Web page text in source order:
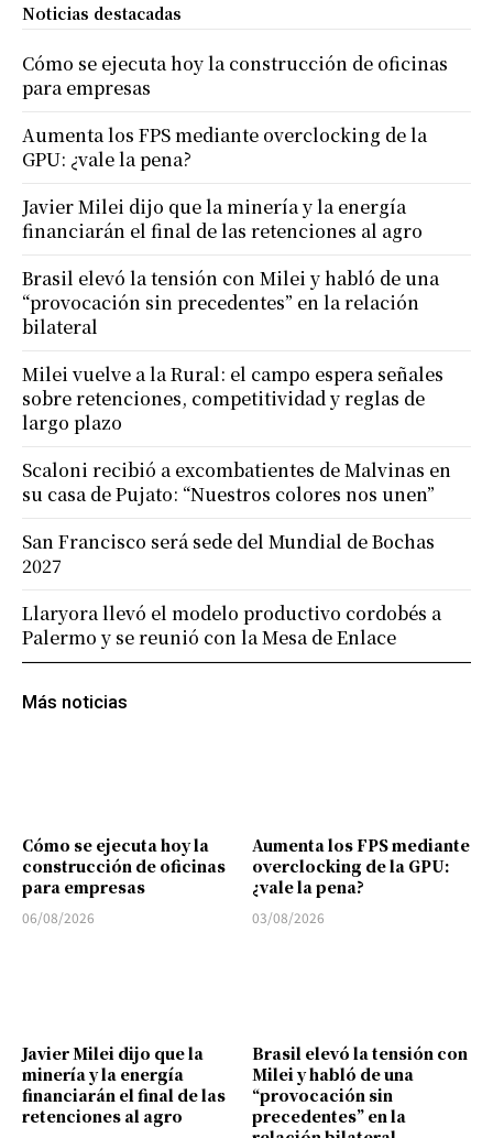
Más noticias
Cómo se ejecuta hoy la
construcción de oficinas
para empresas
06/08/2026
Aumenta los FPS mediante
overclocking de la GPU:
¿vale la pena?
03/08/2026
Javier Milei dijo que la
minería y la energía
financiarán el final de las
retenciones al agro
Brasil elevó la tensión con
Milei y habló de una
“provocación sin
precedentes” en la
Noticias destacadas
Cómo se ejecuta hoy la construcción de oficinas
para empresas
Aumenta los FPS mediante overclocking de la
GPU: ¿vale la pena?
Javier Milei dijo que la minería y la energía
financiarán el final de las retenciones al agro
Brasil elevó la tensión con Milei y habló de una
“provocación sin precedentes” en la relación
bilateral
Milei vuelve a la Rural: el campo espera señales
sobre retenciones, competitividad y reglas de
largo plazo
Scaloni recibió a excombatientes de Malvinas en
su casa de Pujato: “Nuestros colores nos unen”
San Francisco será sede del Mundial de Bochas
2027
Llaryora llevó el modelo productivo cordobés a
Palermo y se reunió con la Mesa de Enlace